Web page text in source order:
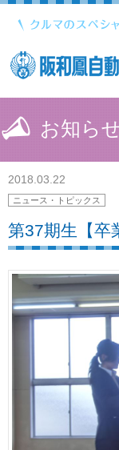
お知ら
2018.03.22
ニュース・トピックス
第37期生【卒